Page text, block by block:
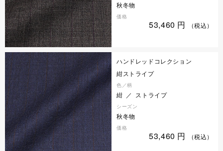
秋冬物
価格
53,460 円 （税込）
ハンドレッドコレクション
紺ストライプ
色／柄
紺 ／ ストライプ
シーズン
秋冬物
価格
53,460 円 （税込）